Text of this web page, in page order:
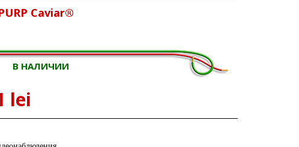
Caviar®
В НАЛИЧИИ
lei